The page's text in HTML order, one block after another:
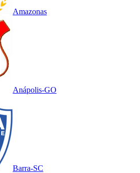
Amazonas
Anápolis-GO
Barra-SC